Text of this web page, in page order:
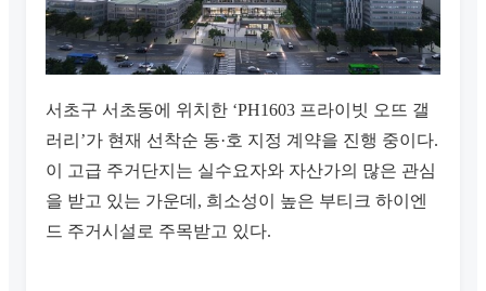
서초구 서초동에 위치한 ‘PH1603 프라이빗 오뜨 갤
러리’가 현재 선착순 동·호 지정 계약을 진행 중이다.
이 고급 주거단지는 실수요자와 자산가의 많은 관심
을 받고 있는 가운데, 희소성이 높은 부티크 하이엔
드 주거시설로 주목받고 있다.